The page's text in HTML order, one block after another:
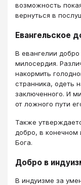
возможность
вернуться в
Евангельское
В евангелии
милосердия.
накормить
странника, одеть
заключенного. И
от ложного пути
Также
добро, в конечном
Бога.
Добро в
В индуизме за